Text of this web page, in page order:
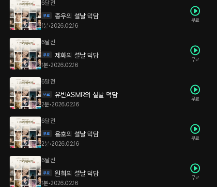
6달 전
종우의 설날 덕담
1분•2026.02.16
무료
6달 전
제화의 설날 덕담
1분•2026.02.16
무료
6달 전
유빈ASMR의 설날 덕담
2분•2026.02.16
무료
6달 전
용호의 설날 덕담
2분•2026.02.16
무료
6달 전
원희의 설날 덕담
1분•2026.02.16
무료